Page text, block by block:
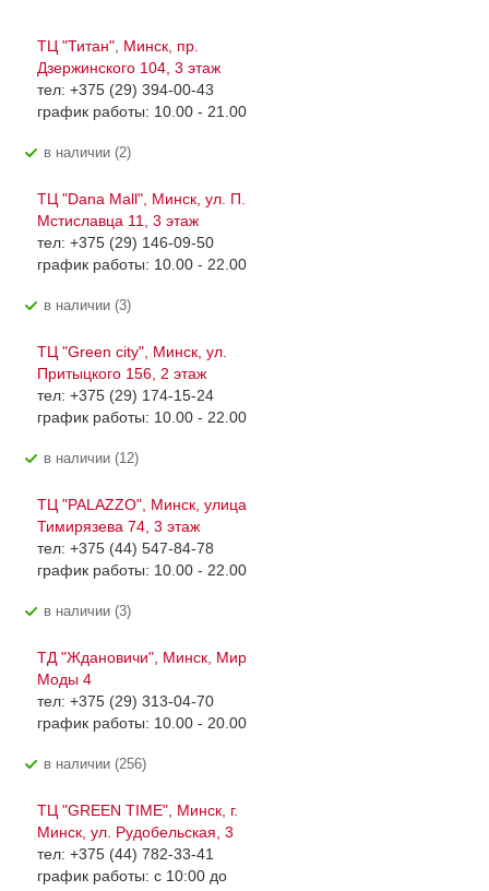
ТЦ "Титан", Минск, пр.
Дзержинского 104, 3 этаж
тел: +375 (29) 394-00-43
график работы: 10.00 - 21.00
В наличии (2)
ТЦ "Dana Mall", Минск, ул. П.
Мстиславца 11, 3 этаж
тел: +375 (29) 146-09-50
график работы: 10.00 - 22.00
В наличии (3)
ТЦ "Green city", Минск, ул.
Притыцкого 156, 2 этаж
тел: +375 (29) 174-15-24
график работы: 10.00 - 22.00
В наличии (12)
ТЦ "PALAZZO", Минск, улица
Тимирязева 74, 3 этаж
тел: +375 (44) 547-84-78
график работы: 10.00 - 22.00
В наличии (3)
ТД "Ждановичи", Минск, Мир
Моды 4
тел: +375 (29) 313-04-70
график работы: 10.00 - 20.00
В наличии (256)
ТЦ "GREEN TIME", Минск, г.
Минск, ул. Рудобельская, 3
тел: +375 (44) 782-33-41
график работы: с 10:00 до